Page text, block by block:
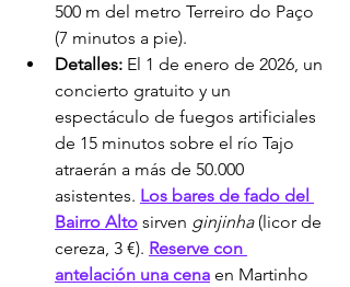
500 m del metro Terreiro do Paço
(7 minutos a pie).
Detalles: El 1 de enero de 2026, un
concierto gratuito y un
espectáculo de fuegos artificiales
de 15 minutos sobre el río Tajo
atraerán a más de 50.000
asistentes. Los bares de fado del
Bairro Alto sirven ginjinha (licor de
cereza, 3 €). Reserve con
antelación una cena en Martinho